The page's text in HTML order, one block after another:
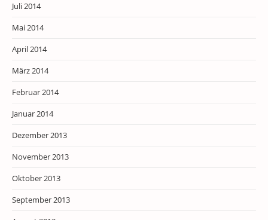
Juli 2014
Mai 2014
April 2014
März 2014
Februar 2014
Januar 2014
Dezember 2013
November 2013
Oktober 2013
September 2013